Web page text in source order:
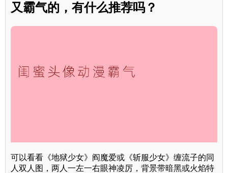
又霸气的，有什么推荐吗？
可以看看《地狱少女》阎魔爱或《斩服少女》缠流子的同
人双人图，两人一左一右眼神凌厉，背景带暗黑或火焰特